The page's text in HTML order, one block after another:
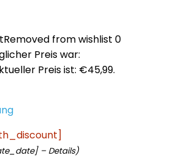
Removed from wishlist 0
Preis war:
Preis ist: €45,99.
– Details)